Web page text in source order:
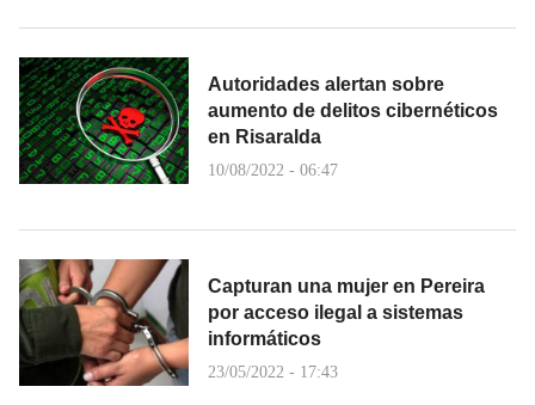
Autoridades alertan sobre
aumento de delitos cibernéticos
en Risaralda
10/08/2022 - 06:47
Capturan una mujer en Pereira
por acceso ilegal a sistemas
informáticos
23/05/2022 - 17:43